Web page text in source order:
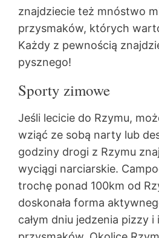
znajdziecie też mnóstwo
przysmaków, których
Każdy z pewnością
pysznego!
Sporty zimowe
Jeśli lecicie do Rzymu,
wziąć ze sobą narty lub
godziny drogi z Rzymu
wyciągi narciarskie.
trochę ponad 100km od
doskonała forma
całym dniu jedzenia pizzy i